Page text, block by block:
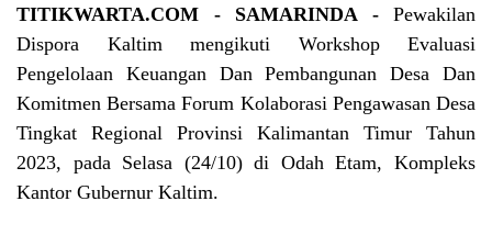
TITIKWARTA.COM - SAMARINDA - Pewakilan
Dispora Kaltim mengikuti Workshop Evaluasi
Pengelolaan Keuangan Dan Pembangunan Desa Dan
Komitmen Bersama Forum Kolaborasi Pengawasan Desa
Tingkat Regional Provinsi Kalimantan Timur Tahun
2023, pada Selasa (24/10) di Odah Etam, Kompleks
Kantor Gubernur Kaltim.